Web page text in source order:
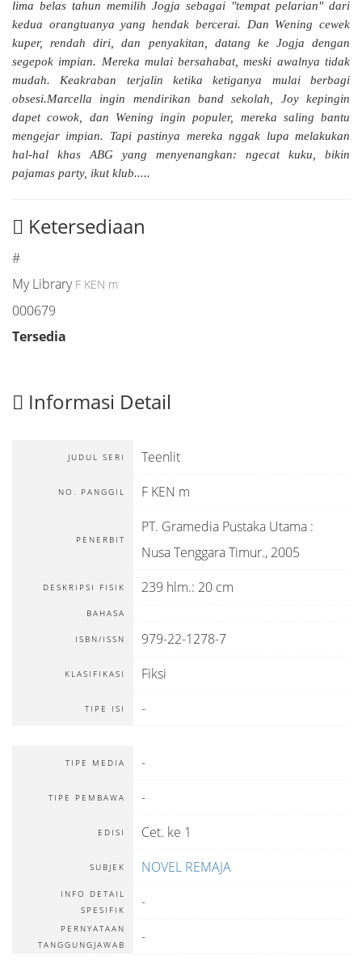
lima belas tahun memilih Jogja sebagai "tempat pelarian" dari
kedua orangtuanya yang hendak bercerai. Dan Wening cewek
kuper, rendah diri, dan penyakitan, datang ke Jogja dengan
segepok impian. Mereka mulai bersahabat, meski awalnya tidak
mudah. Keakraban terjalin ketika ketiganya mulai berbagi
obsesi.Marcella ingin mendirikan band sekolah, Joy kepingin
dapet cowok, dan Wening ingin populer, mereka saling bantu
mengejar impian. Tapi pastinya mereka nggak lupa melakukan
hal-hal khas ABG yang menyenangkan: ngecat kuku, bikin
pajamas party, ikut klub.....
Ketersediaan
#
My Library F KEN m
000679
Tersedia
Informasi Detail
JUDUL SERI Teenlit
NO. PANGGIL F KEN m
PENERBIT
PT. Gramedia Pustaka Utama :
Nusa Tenggara Timur., 2005
DESKRIPSI FISIK 239 hlm.: 20 cm
BAHASA
ISBN/ISSN 979-22-1278-7
KLASIFIKASI Fiksi
TIPE ISI -
TIPE MEDIA -
TIPE PEMBAWA -
EDISI Cet. ke 1
SUBJEK NOVEL REMAJA
INFO DETAIL
SPESIFIK
-
PERNYATAAN
TANGGUNGJAWAB
-